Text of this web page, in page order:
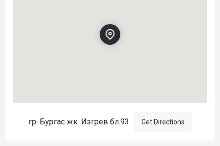
гр. Бургас жк. Изгрев бл.93 Get Directions